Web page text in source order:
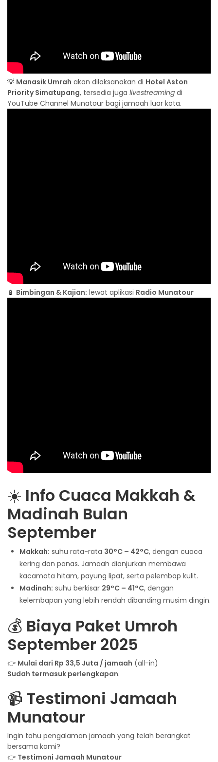
💡 Manasik Umrah akan dilaksanakan di Hotel Aston
Priority Simatupang, tersedia juga livestreaming di
YouTube Channel Munatour bagi jamaah luar kota.
📱 Bimbingan & Kajian: lewat aplikasi Radio Munatour
☀️ Info Cuaca Makkah &
Madinah Bulan
September
Makkah: suhu rata-rata 30°C – 42°C, dengan cuaca
kering dan panas. Jamaah dianjurkan membawa
kacamata hitam, payung lipat, serta pelembap kulit.
Madinah: suhu berkisar 29°C – 41°C, dengan
kelembapan yang lebih rendah dibanding musim dingin.
💰 Biaya Paket Umroh
September 2025
👉 Mulai dari Rp 33,5 Juta / jamaah (all-in)
Sudah termasuk perlengkapan.
📹 Testimoni Jamaah
Munatour
Ingin tahu pengalaman jamaah yang telah berangkat
bersama kami?
👉 Testimoni Jamaah Munatour